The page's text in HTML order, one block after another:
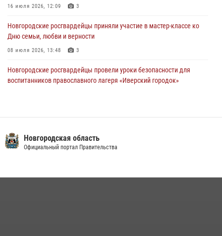
Новости часа." от 29 июля 2026 года. Новгородские призывники
29 июля 2026, 12:54 1
16 июля 2026, 12:09 3
Новгородские росгвардейцы приняли участие в мастер-классе ко
Дню семьи, любви и верности
08 июля 2026, 13:48 3
Новгородские росгвардейцы провели уроки безопасности для
воспитанников православного лагеря «Иверский городок»
04 августа 2026, 09:13 5
медицине
Новгородская область
Официальный портал Правительства